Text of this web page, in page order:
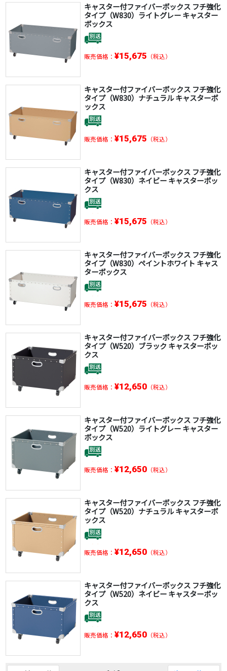
キャスター付ファイバーボックス フチ強化
タイプ（W830）ライトグレー キャスター
ボックス
販売価格： ¥15,675 （税込）
キャスター付ファイバーボックス フチ強化
タイプ（W830）ナチュラル キャスターボ
ックス
販売価格： ¥15,675 （税込）
キャスター付ファイバーボックス フチ強化
タイプ（W830）ネイビー キャスターボッ
クス
販売価格： ¥15,675 （税込）
キャスター付ファイバーボックス フチ強化
タイプ（W830）ペイントホワイト キャス
ターボックス
販売価格： ¥15,675 （税込）
キャスター付ファイバーボックス フチ強化
タイプ（W520）ブラック キャスターボッ
クス
販売価格： ¥12,650（税込）
キャスター付ファイバーボックス フチ強化
タイプ（W520）ライトグレー キャスター
ボックス
販売価格： ¥12,650（税込）
キャスター付ファイバーボックス フチ強化
タイプ（W520）ナチュラル キャスターボ
ックス
販売価格： ¥12,650（税込）
キャスター付ファイバーボックス フチ強化
タイプ（W520）ネイビー キャスターボッ
クス
販売価格： ¥12,650（税込）